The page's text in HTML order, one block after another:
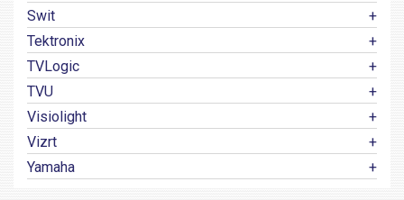
Swit
Tektronix
TVLogic
TVU
Visiolight
Vizrt
Yamaha